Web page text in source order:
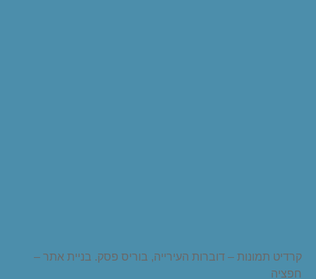
קרדיט תמונות – דוברות העירייה, בוריס פסק. בניית אתר –
חפציה